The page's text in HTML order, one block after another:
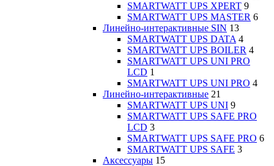
SMARTWATT UPS XPERT 9
SMARTWATT UPS MASTER 6
Линейно-интерактивные SIN 13
SMARTWATT UPS DATA 4
SMARTWATT UPS BOILER 4
SMARTWATT UPS UNI PRO
LCD 1
SMARTWATT UPS UNI PRO 4
Линейно-интерактивные 21
SMARTWATT UPS UNI 9
SMARTWATT UPS SAFE PRO
LCD 3
SMARTWATT UPS SAFE PRO 6
SMARTWATT UPS SAFE 3
Аксессуары 15